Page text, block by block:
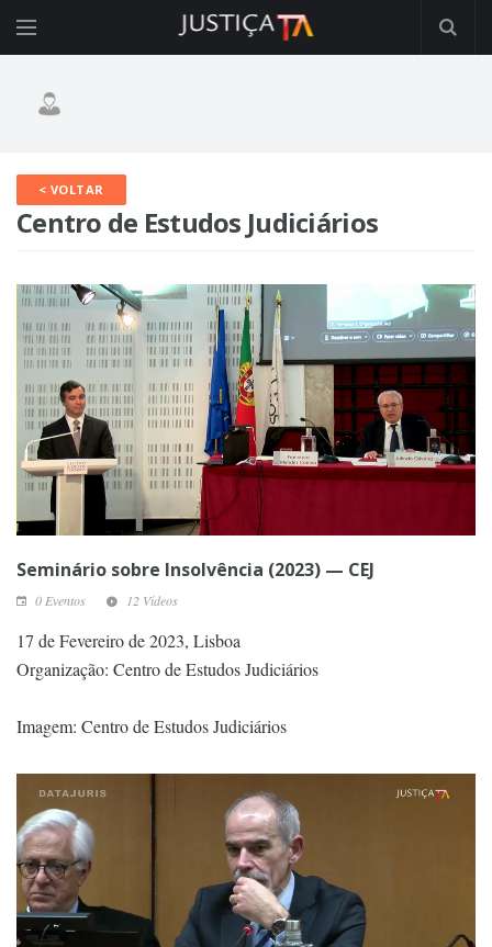
< VOLTAR
Centro de Estudos Judiciários
Seminário sobre Insolvência (2023) — CEJ
0 Eventos 12 Vídeos
17 de Fevereiro de 2023, Lisboa
Organização: Centro de Estudos Judiciários
Imagem: Centro de Estudos Judiciários